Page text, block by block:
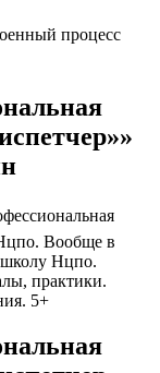
процесс
Вообще в
школу Нцпо.
практики.
5+